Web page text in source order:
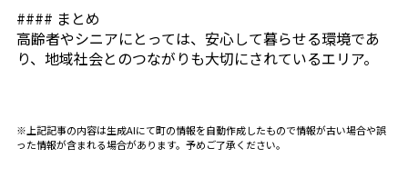
#### まとめ
高齢者やシニアにとっては、安心して暮らせる環境であ
り、地域社会とのつながりも大切にされているエリア。
※上記記事の内容は生成AIにて町の情報を自動作成したもので情報が古い場合や誤
った情報が含まれる場合があります。予めご了承ください。